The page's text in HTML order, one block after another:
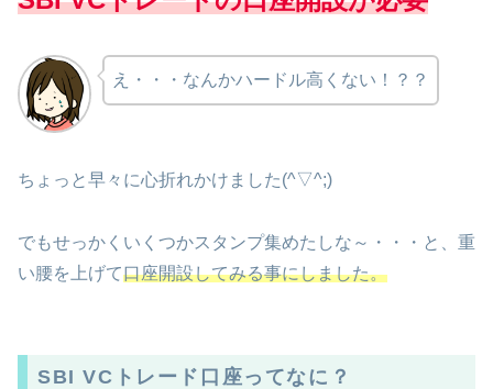
え・・・なんかハードル高くない！？？
ちょっと早々に心折れかけました(^▽^;)
でもせっかくいくつかスタンプ集めたしな～・・・と、重
い腰を上げて口座開設してみる事にしました。
SBI VCトレード口座ってなに？